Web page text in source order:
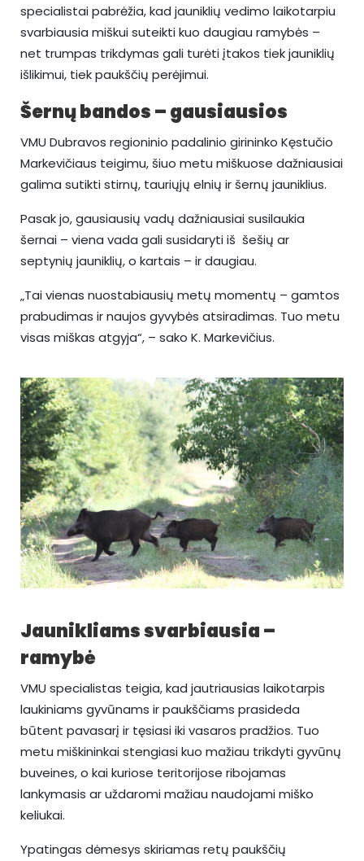
specialistai pabrėžia, kad jauniklių vedimo laikotarpiu
svarbiausia miškui suteikti kuo daugiau ramybės –
net trumpas trikdymas gali turėti įtakos tiek jauniklių
išlikimui, tiek paukščių perėjimui.
Šernų bandos – gausiausios
VMU Dubravos regioninio padalinio girininko Kęstučio
Markevičiaus teigimu, šiuo metu miškuose dažniausiai
galima sutikti stirnų, tauriųjų elnių ir šernų jauniklius.
Pasak jo, gausiausių vadų dažniausiai susilaukia
šernai – viena vada gali susidaryti iš šešių ar
septynių jauniklių, o kartais – ir daugiau.
„Tai vienas nuostabiausių metų momentų – gamtos
prabudimas ir naujos gyvybės atsiradimas. Tuo metu
visas miškas atgyja“, – sako K. Markevičius.
Jaunikliams svarbiausia –
ramybė
VMU specialistas teigia, kad jautriausias laikotarpis
laukiniams gyvūnams ir paukščiams prasideda
būtent pavasarį ir tęsiasi iki vasaros pradžios. Tuo
metu miškininkai stengiasi kuo mažiau trikdyti gyvūnų
buveines, o kai kuriose teritorijose ribojamas
lankymasis ar uždaromi mažiau naudojami miško
keliukai.
Ypatingas dėmesys skiriamas retų paukščių